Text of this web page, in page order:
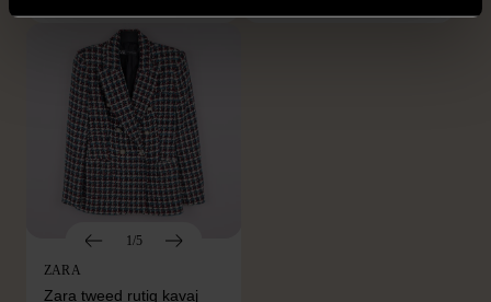
1/5
ZARA
Zara tweed rutig kavaj